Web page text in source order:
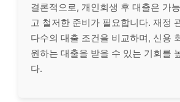
결론적으로, 개인회생 후 대출은 가
고 철저한 준비가 필요합니다. 재정
다수의 대출 조건을 비교하며, 신용
원하는 대출을 받을 수 있는 기회를
다.